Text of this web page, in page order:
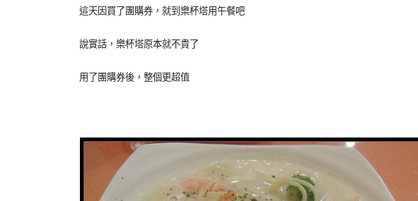
這天因買了團購券，就到樂杯塔用午餐吧
說實話，樂杯塔原本就不貴了
用了團購券後，整個更超值